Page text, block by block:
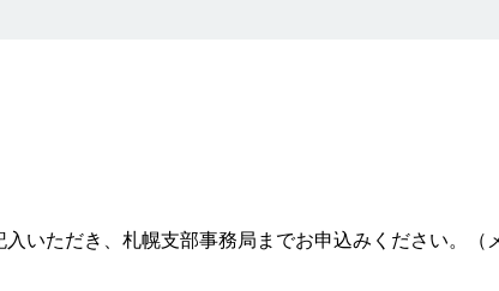
いただき、札幌支部事務局までお申込みください。（